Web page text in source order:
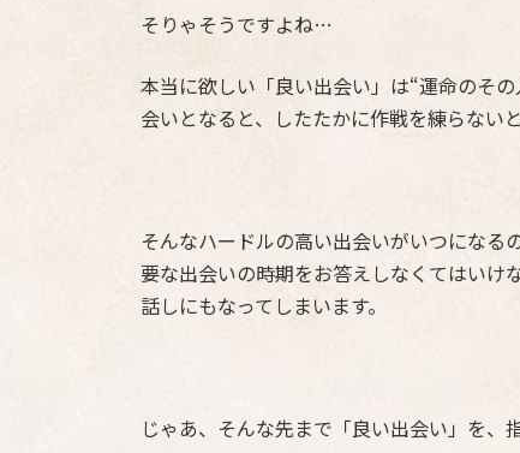
そりゃそうですよね…
本当に欲しい「良い出会い」は“運命のそ
会いとなると、したたかに作戦を練らない
そんなハードルの高い出会いがいつになる
要な出会いの時期をお答えしなくてはいけ
話しにもなってしまいます。
じゃあ、そんな先まで「良い出会い」を、